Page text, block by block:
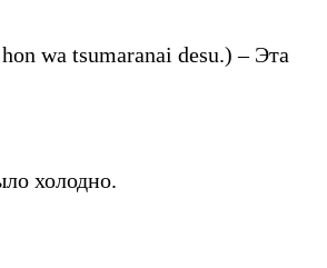
wa tsumaranai desu.) – Эта
холодно.